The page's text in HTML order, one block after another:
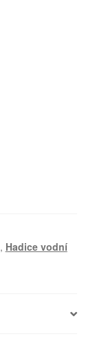
, Hadice vodní